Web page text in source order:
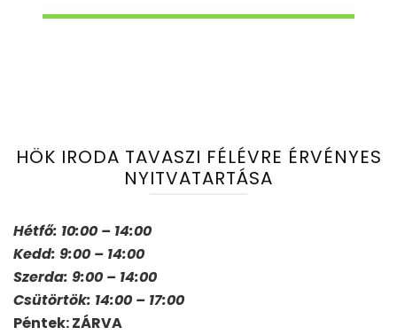
HÖK IRODA TAVASZI FÉLÉVRE ÉRVÉNYES
NYITVATARTÁSA
Hétfő: 10:00 – 14:00
Kedd: 9:00 – 14:00
Szerda: 9:00 – 14:00
Csütörtök: 14:00 – 17:00
Péntek: ZÁRVA